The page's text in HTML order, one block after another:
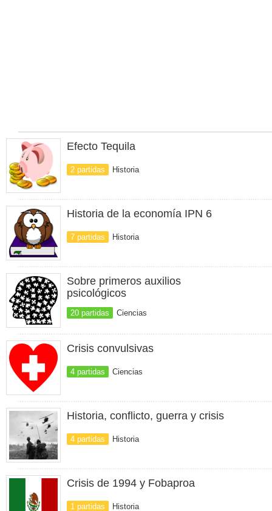
Efecto Tequila
2 partidas Historia
Historia de la economía IPN 6
7 partidas Historia
Sobre primeros auxilios
psicológicos
20 partidas Ciencias
Crisis convulsivas
4 partidas Ciencias
Historia, conflicto, guerra y crisis
4 partidas Historia
Crisis de 1994 y Fobaproa
1 partidas Historia